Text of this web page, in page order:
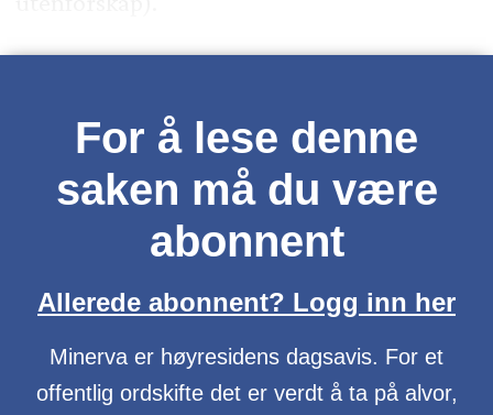
For å lese denne
saken må du være
abonnent
Allerede abonnent? Logg inn her
Minerva er høyresidens dagsavis. For et
offentlig ordskifte det er verdt å ta på alvor,